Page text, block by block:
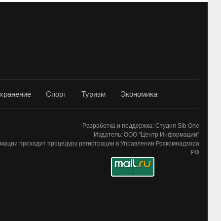
Спорт Туризм Экономика
Разработка и поддержка: Студия Sib One
Издатель: ООО "Центр Информации"
проходит процедуру регистрации в Управлении Роскомнадзора
РФ